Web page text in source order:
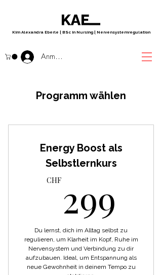
Kim Alexandra Eberle | BSc in Nursing | Nervensystemregulation
Anmelden
Programm wählen
Energy Boost als
Selbstlernkurs
CHF 299
Du lernst, dich im Alltag selbst zu
regulieren, um Klarheit im Kopf, Ruhe im
Nervensystem und Verbindung zu dir
aufzubauen. Ideal, um Entspannung als
neue Gewohnheit in deinem Tempo zu